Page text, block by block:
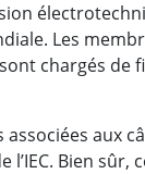
Les
chargés de
aux
Bien sûr,